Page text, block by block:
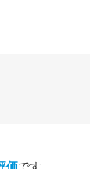
価です。